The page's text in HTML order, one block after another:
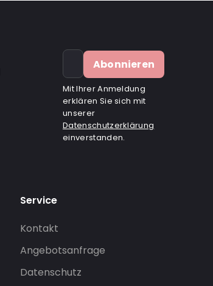
Abonnieren
Mit Ihrer Anmeldung
erklären Sie sich mit
unserer
Datenschutzerklärung
einverstanden.
Service
Kontakt
Angebotsanfrage
Datenschutz